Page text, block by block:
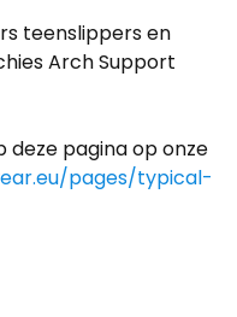
teenslippers en
Arch Support
deze pagina op onze
pages/typical-